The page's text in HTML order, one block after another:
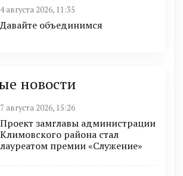
4 августа 2026, 11:35
Давайте объединимся
новости
7 августа 2026, 15:26
Проект замглавы администрации
Климовского района стал
лауреатом премии «Служение»